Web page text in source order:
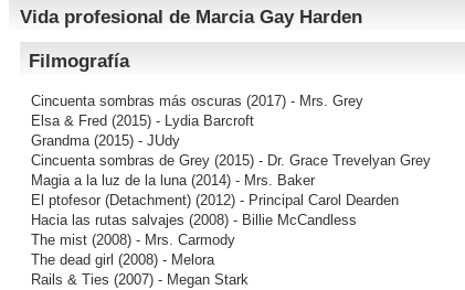
Vida profesional de Marcia Gay Harden
Filmografía
Cincuenta sombras más oscuras (2017) - Mrs. Grey
Elsa & Fred (2015) - Lydia Barcroft
Grandma(2015) - JUdy
Cincuenta sombras de Grey (2015) - Dr. Grace Trevelyan Grey
Magia a la luz de la luna(2014) - Mrs. Baker
El ptofesor (Detachment) (2012) - Principal Carol Dearden
Hacia las rutas salvajes (2008) - Billie McCandless
The mist (2008) - Mrs. Carmody
The dead girl (2008) - Melora
Rails & Ties (2007) - Megan Stark